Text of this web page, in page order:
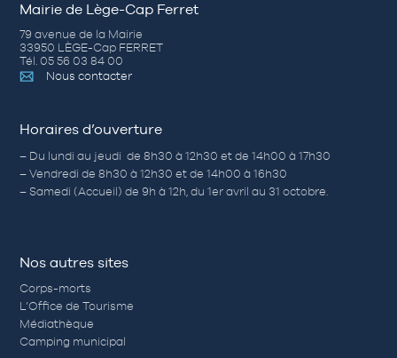
Mairie de Lège-Cap Ferret
79 avenue de la Mairie
33950 LÈGE-Cap FERRET
Tél. 05 56 03 84 00
Nous contacter
Horaires d’ouverture
– Du lundi au jeudi de 8h30 à 12h30 et de 14h00 à 17h30
– Vendredi de 8h30 à 12h30 et de 14h00 à 16h30
– Samedi (Accueil) de 9h à 12h, du 1er avril au 31 octobre.
Nos autres sites
Corps-morts
L’Office de Tourisme
Médiathèque
Camping municipal